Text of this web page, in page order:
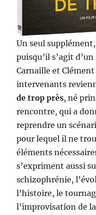
Un seul
puisqu’il s’agit
Carnaille et Clément
intervenants
de trop près, né
rencontre, qui a
reprendre un
pour lequel il ne
éléments
s’expriment aussi
schizophrénie,
l’histoire, le
l’improvisation de